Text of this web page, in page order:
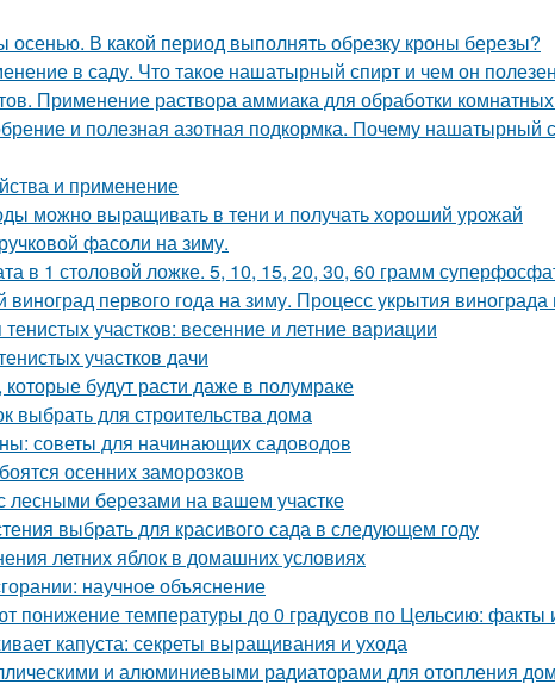
осенью. В какой период выполнять обрезку кроны березы?
в саду. Что такое нашатырный спирт и чем он
Применение раствора аммиака для обработки
и полезная азотная подкормка. Почему нашатырный
и применение
можно выращивать в тени и получать хороший урожай
фасоли на зиму.
в 1 столовой ложке. 5, 10, 15, 20, 30, 60 грамм
первого года на зиму. Процесс укрытия
участков: весенние и летние вариации
участков дачи
будут расти даже в полумраке
для строительства дома
советы для начинающих садоводов
осенних заморозков
лесными березами на вашем участке
выбрать для красивого сада в следующем году
летних яблок в домашних условиях
научное объяснение
понижение температуры до 0 градусов по Цельсию: факты
капуста: секреты выращивания и ухода
и алюминиевыми радиаторами для отопления